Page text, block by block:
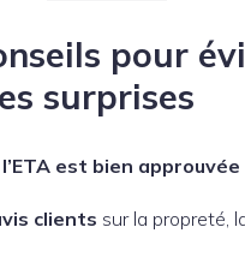
pour
surprises
est bien approuvée
clients sur la propreté,